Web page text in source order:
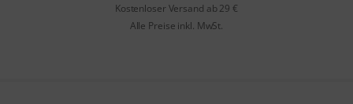
Kostenloser Versand ab 29 €
Alle Preise inkl. MwSt.